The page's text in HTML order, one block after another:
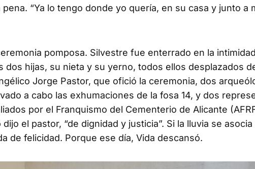
“Ya lo tengo donde yo quería, en su casa y junto a
pomposa. Silvestre fue enterrado en la
dos hijas, su nieta y su yerno, todos ellos desplazados
Jorge Pastor, que ofició la ceremonia, dos
a cabo las exhumaciones de la fosa 14, y dos
por el Franquismo del Cementerio de Alicante
el pastor, “de dignidad y justicia”. Si la lluvia se asocia
de felicidad. Porque ese día, Vida descansó.